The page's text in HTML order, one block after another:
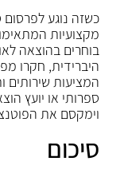
כשזה נוגע
מקצועיות
בוחרים בהוצאה
היברידית, חקרו
המציעות שירותים
ספרותי או יועץ
וימקסם את
סיכום